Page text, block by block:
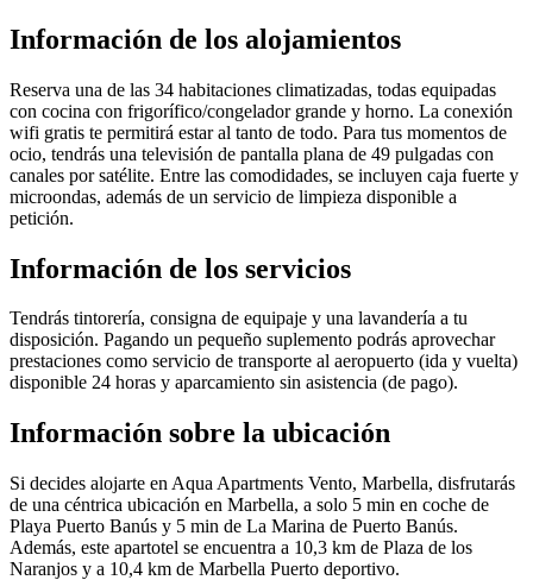
Información de los alojamientos
Reserva una de las 34 habitaciones climatizadas, todas equipadas
con cocina con frigorífico/congelador grande y horno. La conexión
wifi gratis te permitirá estar al tanto de todo. Para tus momentos de
ocio, tendrás una televisión de pantalla plana de 49 pulgadas con
canales por satélite. Entre las comodidades, se incluyen caja fuerte y
microondas, además de un servicio de limpieza disponible a
petición.
Información de los servicios
Tendrás tintorería, consigna de equipaje y una lavandería a tu
disposición. Pagando un pequeño suplemento podrás aprovechar
prestaciones como servicio de transporte al aeropuerto (ida y vuelta)
disponible 24 horas y aparcamiento sin asistencia (de pago).
Información sobre la ubicación
Si decides alojarte en Aqua Apartments Vento, Marbella, disfrutarás
de una céntrica ubicación en Marbella, a solo 5 min en coche de
Playa Puerto Banús y 5 min de La Marina de Puerto Banús.
Además, este apartotel se encuentra a 10,3 km de Plaza de los
Naranjos y a 10,4 km de Marbella Puerto deportivo.